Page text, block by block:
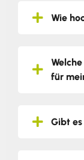
Wie
für
Gibt